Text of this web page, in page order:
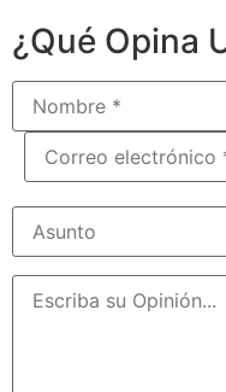
¿Qué Opina